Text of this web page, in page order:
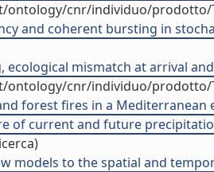
ontology/cnr/individuo/prodotto/
and coherent bursting in
ecological mismatch at arrival
ontology/cnr/individuo/prodotto/
forest fires in a
of current and future
models to the spatial and